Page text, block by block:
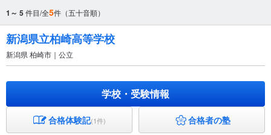
市区町村
駅・路線から探す
1～ 5 件目/全5件（五十音順）
新潟県立柏崎高等学校
新潟県 柏崎市｜公立
学校・受験情報
合格体験記(1件) 合格者の塾